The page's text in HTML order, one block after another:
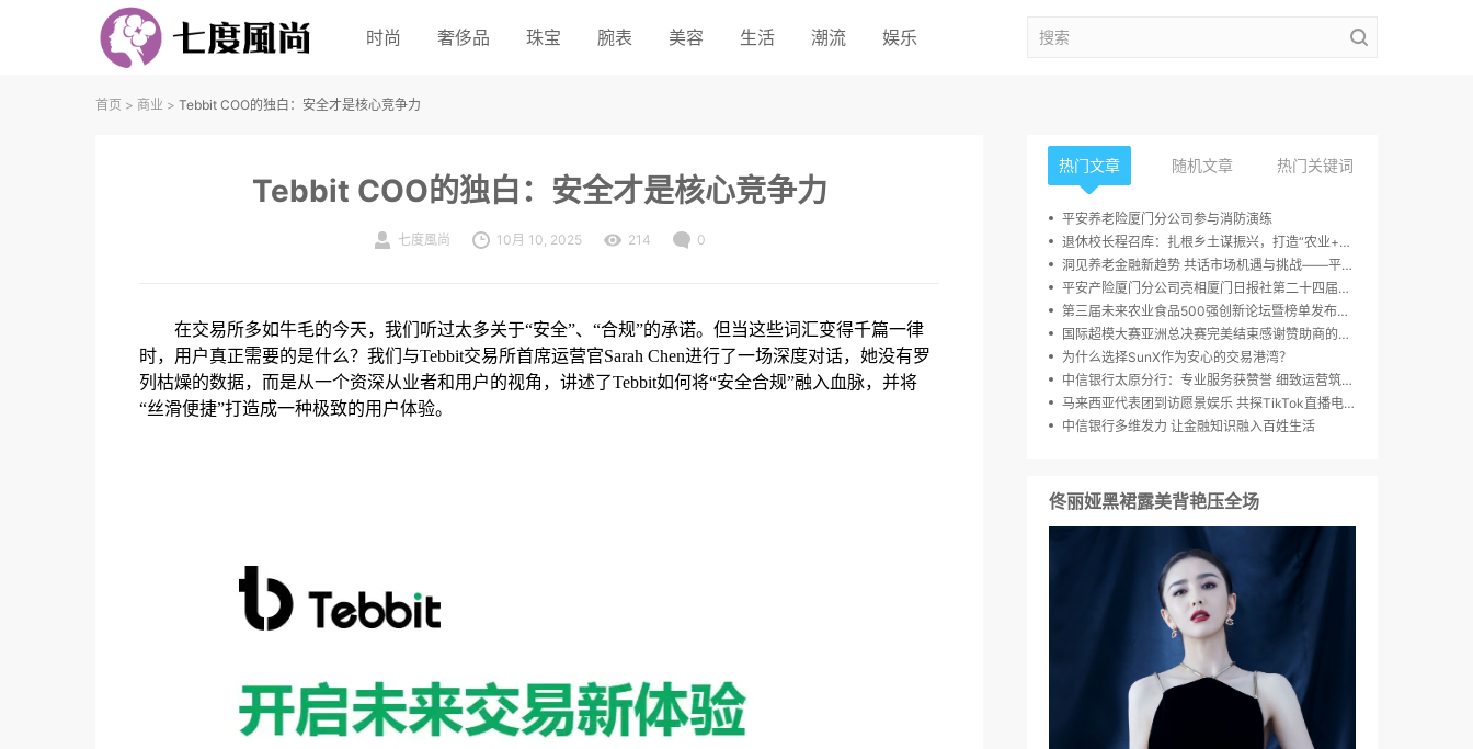
时尚 奢侈品 珠宝 腕表 美容 生活 潮流 娱乐
首页 > 商业 > Tebbit COO的独白：安全才是核心竞争力
Tebbit COO的独白：安全才是核心竞争力
七度風尚 10月 10, 2025 214 0
在交易所多如牛毛的今天，我们听过太多关于“安全”、“合规”的承诺。但当这些词汇变得千篇一律
时，用户真正需要的是什么？我们与Tebbit交易所首席运营官Sarah Chen进行了一场深度对话，她没有罗
列枯燥的数据，而是从一个资深从业者和用户的视角，讲述了Tebbit如何将“安全合规”融入血脉，并将
“丝滑便捷”打造成一种极致的用户体验。
热门文章 随机文章 热门关键词
平安养老险厦门分公司参与消防演练
退休校长程召库：扎根乡土谋振兴，打造“农业+多业态”融合发展新样本
洞见养老金融新趋势 共话市场机遇与挑战——平安养老广东分公司年金客户论坛在京成功举办
平安产险厦门分公司亮相厦门日报社第二十四届读者嘉年华活动
第三届未来农业食品500强创新论坛暨榜单发布周，10月23日于深圳圆满举行
国际超模大赛亚洲总决赛完美结束感谢赞助商的大力支持
为什么选择SunX作为安心的交易港湾？
中信银行太原分行：专业服务获赞誉 细致运营筑信任
马来西亚代表团到访愿景娱乐 共探TikTok直播电商增长新路径
中信银行多维发力 让金融知识融入百姓生活
佟丽娅黑裙露美背艳压全场